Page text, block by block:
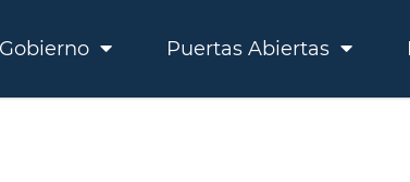
Gobierno Puertas Abiertas